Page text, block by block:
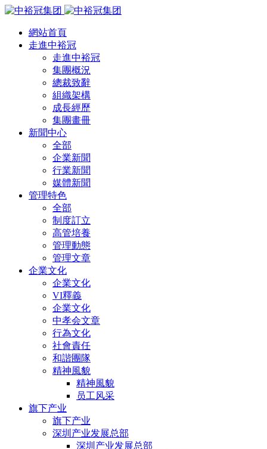
網站首頁
走進中裕冠
走進中裕冠
集團概況
總裁致辭
組織架構
成長經歷
集團畫冊
新聞中心
全部
企業新聞
行業新聞
媒體新聞
管理特色
全部
制度訂立
高管培養
管理動態
管理文章
企業文化
企業文化
VI釋義
企業文化
中孝会文章
行為文化
社會責任
和諧團隊
精神風貌
精神風貌
员工风采
旗下产业
旗下产业
深圳产业发展总部
深圳产业发展总部